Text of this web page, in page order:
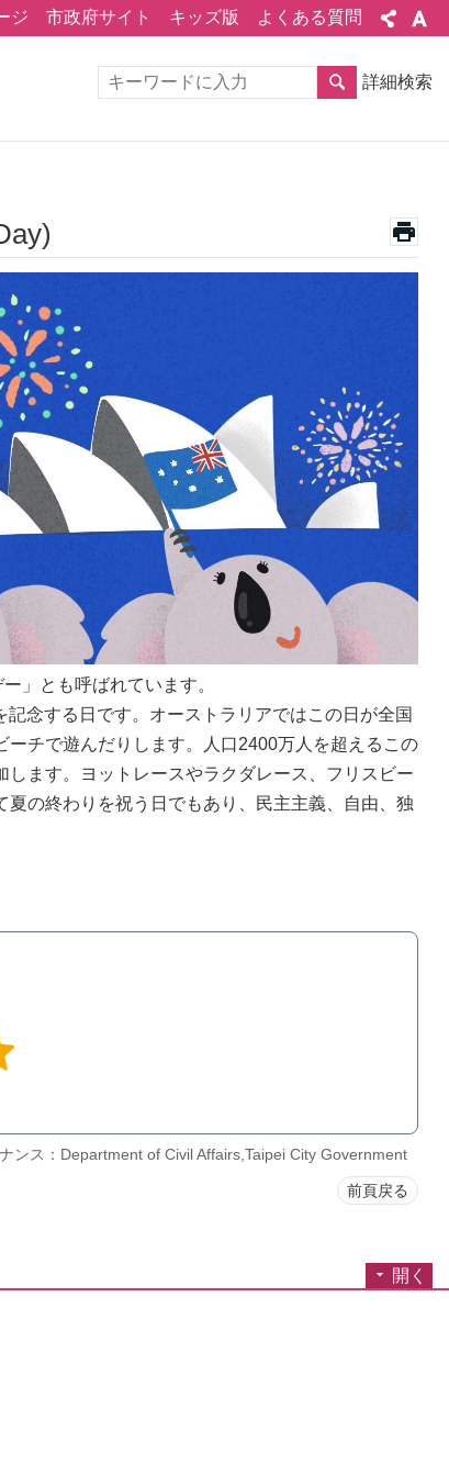
ジ 市政府サイト キッズ版 よくある質問
詳細検索
」とも呼ばれています。
念する日です。オーストラリアではこの日が全国
チで遊んだりします。人口2400万人を超えるこの
ます。ヨットレースやラクダレース、フリスビー
の終わりを祝う日でもあり、民主主義、自由、独
ンス：Department of Civil Affairs,Taipei City Government
前頁戻る
開く